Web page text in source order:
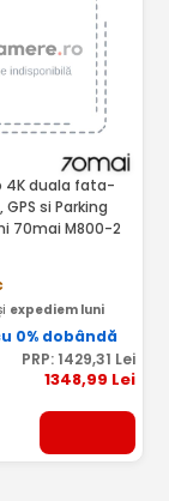
4K duala fata-
si Parking
70mai M800-2
expediem luni
0% dobândă
PRP: 1429,31 Lei
1348,99 Lei